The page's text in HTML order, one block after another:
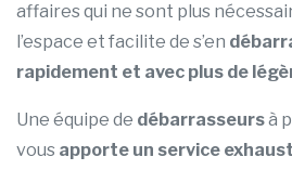
affaires qui ne sont plus
l’espace et facilite de s’en
rapidement et avec plus de
Une équipe de débarrasseursà
vous apporte un service